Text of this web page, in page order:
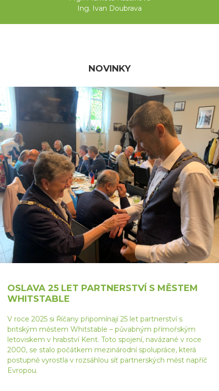
Ing. Ivan Doubrava
NOVINKY
OSLAVA 25 LET PARTNERSTVÍ S MĚSTEM
WHITSTABLE
V roce 2025 si Říčany připomínají 25 let partnerství s
britským městem Whitstable – půvabným přímořským
letoviskem v hrabství Kent. Toto spojení, navázané v roce
2000, se stalo počátkem mezinárodní spolupráce, která
postupně vyrostla v rozsáhlou síť partnerských měst napříč
Evropou.